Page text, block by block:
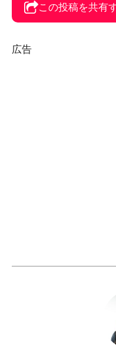
この投稿を共有
広告